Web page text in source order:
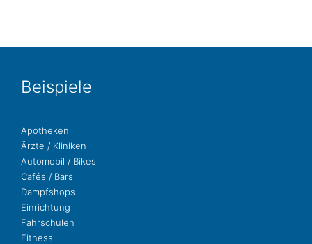
Bei­spie­le
Apo­the­ken
Ärzte / Kliniken
Auto­mo­bil / Bikes
Cafés / Bars
Dampf­shops
Ein­rich­tung
Fahr­schu­len
Fit­ness